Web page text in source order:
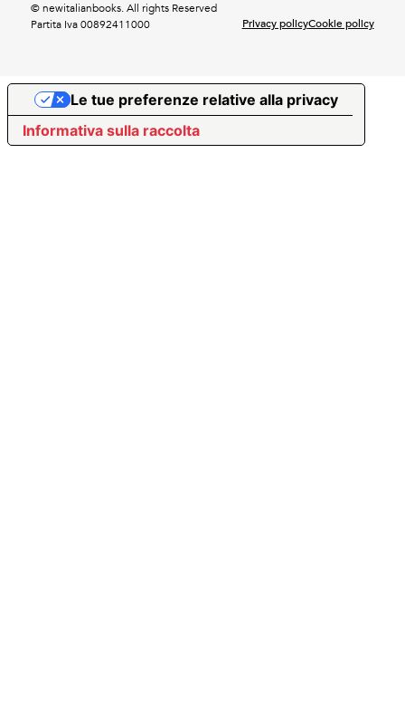
© newitalianbooks. All rights Reserved
Partita Iva 00892411000
Privacy policyCookie policy
Informativa sulla raccolta
Le tue preferenze relative alla privacy